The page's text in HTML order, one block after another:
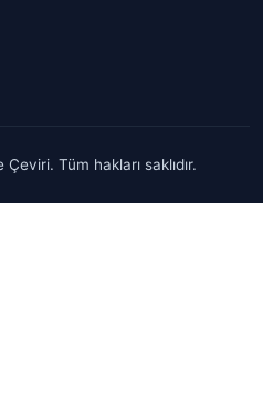
Tüm hakları saklıdır.